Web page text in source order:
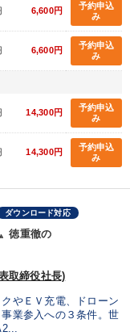
デザイン
ます。
タイトル）からお探
6,600円
予約申込
み
6,600円
予約申込
み
14,300円
予約申込
み
14,300円
予約申込
み
ダウンロード対応
徳重徹の
締役社長)
やＥＶ充電、ドローン
業参入への３条件。世